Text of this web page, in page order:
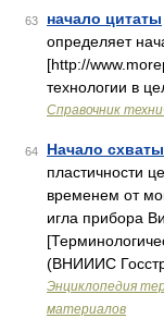
63 начало цитаты
определяет
[http://
технологии в
Справочник
64 Начало
пластичности
временем от
игла прибора
(ВНИИИС
Энциклопедия
материалов